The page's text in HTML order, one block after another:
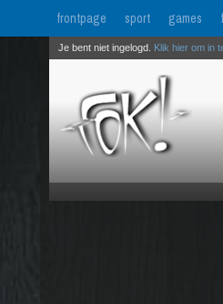
frontpage sport games
Je bent niet ingelogd. Klik hier om in